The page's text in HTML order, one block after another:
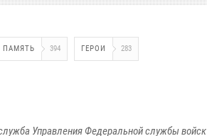
ПАМЯТЬ 394 ГЕРОИ 283
Управления Федеральной службы войск